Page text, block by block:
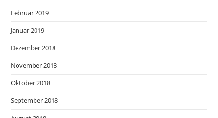
Februar 2019
Januar 2019
Dezember 2018
November 2018
Oktober 2018
September 2018